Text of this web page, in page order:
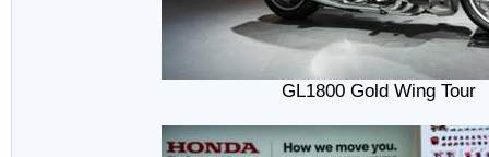
GL1800 Gold Wing Tour